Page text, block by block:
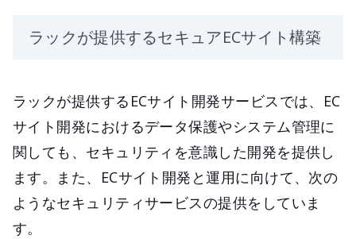
ラックが提供するセキュアECサイト構築
ラックが提供するECサイト開発サービスでは、EC
サイト開発におけるデータ保護やシステム管理に
関しても、セキュリティを意識した開発を提供し
ます。また、ECサイト開発と運用に向けて、次の
ようなセキュリティサービスの提供をしていま
す。